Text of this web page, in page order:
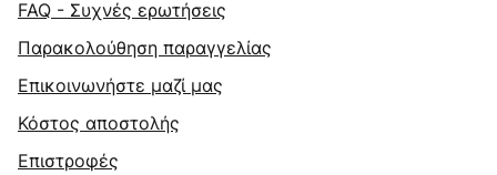
FAQ - Συχνές ερωτήσεις
Παρακολούθηση παραγγελίας
Επικοινωνήστε μαζί μας
Κόστος αποστολής
Επιστροφές